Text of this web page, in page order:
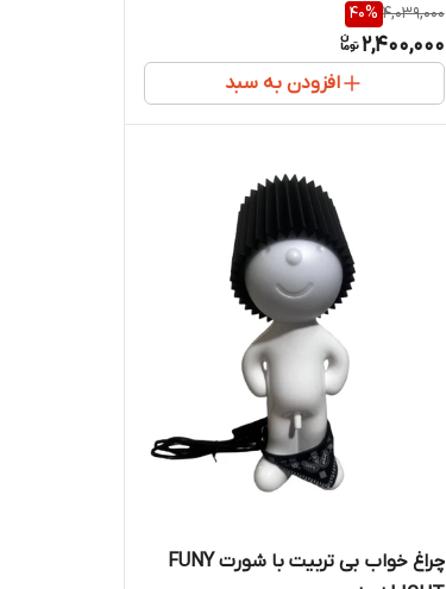
4,039,000
40%
2,400,000
افزودن به سبد
چراغ خواب بی تربیت با شورت FUNY